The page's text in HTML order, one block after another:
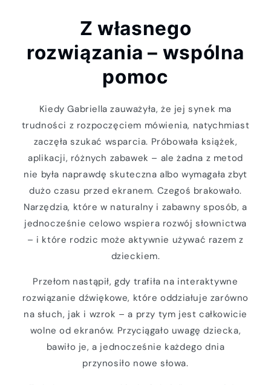
Z własnego
rozwiązania – wspólna
pomoc
Kiedy Gabriella zauważyła, że jej synek ma
trudności z rozpoczęciem mówienia, natychmiast
zaczęła szukać wsparcia. Próbowała książek,
aplikacji, różnych zabawek – ale żadna z metod
nie była naprawdę skuteczna albo wymagała zbyt
dużo czasu przed ekranem. Czegoś brakowało.
Narzędzia, które w naturalny i zabawny sposób, a
jednocześnie celowo wspiera rozwój słownictwa
– i które rodzic może aktywnie używać razem z
dzieckiem.
Przełom nastąpił, gdy trafiła na interaktywne
rozwiązanie dźwiękowe, które oddziałuje zarówno
na słuch, jak i wzrok – a przy tym jest całkowicie
wolne od ekranów. Przyciągało uwagę dziecka,
bawiło je, a jednocześnie każdego dnia
przynosiło nowe słowa.